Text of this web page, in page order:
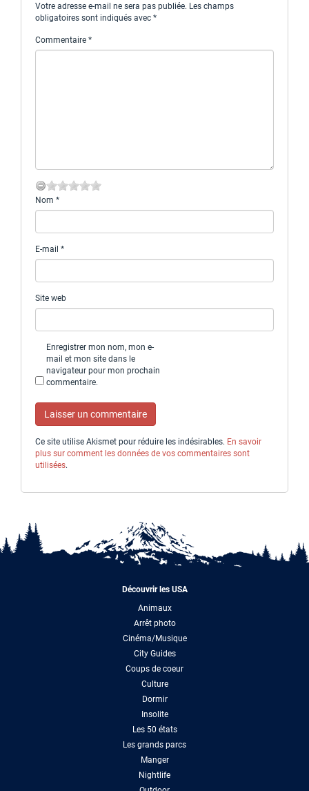
Votre adresse e-mail ne sera pas publiée. Les champs
obligatoires sont indiqués avec *
Commentaire *
Nom *
E-mail *
Site web
Enregistrer mon nom, mon e-
mail et mon site dans le
navigateur pour mon prochain
commentaire.
Ce site utilise Akismet pour réduire les indésirables. En savoir
plus sur comment les données de vos commentaires sont
utilisées.
Découvrir les USA
Animaux
Arrêt photo
Cinéma/Musique
City Guides
Coups de coeur
Culture
Dormir
Insolite
Les 50 états
Les grands parcs
Manger
Nightlife